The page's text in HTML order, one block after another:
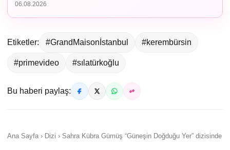
06.08.2026
Etiketler: #GrandMaisonİstanbul #kerembürsin
#primevideo #sılatürkoğlu
Bu haberi paylaş:
Ana Sayfa › Dizi › Sahra Kübra Gümüş “Güneşin Doğduğu Yer” dizisinde